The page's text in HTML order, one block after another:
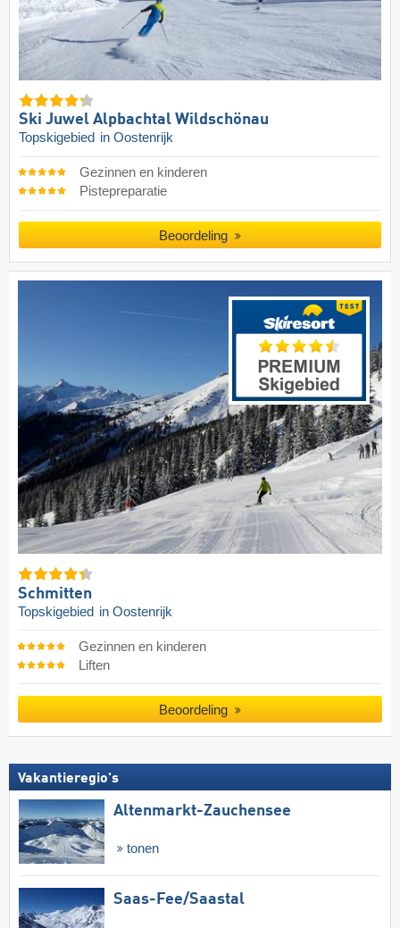
Ski Juwel Alpbachtal Wildschönau
Topskigebied in Oostenrijk
Gezinnen en kinderen
Pistepreparatie
Beoordeling
Schmitten
Topskigebied in Oostenrijk
Gezinnen en kinderen
Liften
Beoordeling
Vakantieregio's
Altenmarkt-Zauchensee
tonen
Saas-Fee/​Saastal